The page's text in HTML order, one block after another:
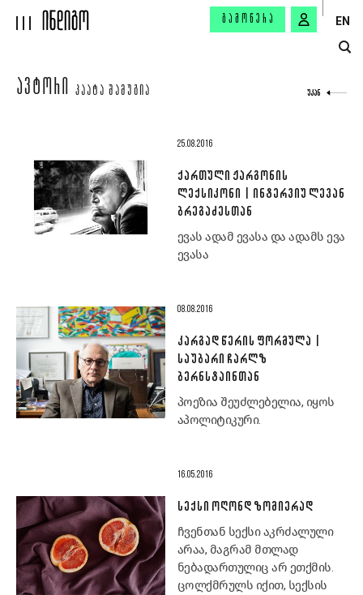
ᲒᲐᲛᲝᲬᲔᲠᲐ EN
ᲐᲕᲢᲝᲠᲘ ᲞᲐᲐᲢᲐ ᲨᲐᲛᲣᲒᲘᲐ ᲣᲙᲐᲜ
25.08.2016
ᲥᲐᲠᲗᲣᲚᲘ ᲟᲐᲠᲒᲝᲜᲘᲡ
ᲚᲔᲥᲡᲘᲙᲝᲜᲘ | ᲘᲜᲢᲔᲠᲕᲘᲣ ᲚᲔᲕᲐᲜ
ᲑᲠᲔᲒᲐᲫᲔᲡᲗᲐᲜ
ევას ადამ ევასა და ადამს ევა
ევასა
08.08.2016
ᲙᲐᲠᲒᲐᲓ ᲬᲔᲠᲘᲡ ᲤᲝᲠᲛᲣᲚᲐ |
ᲡᲐᲣᲑᲐᲠᲘ ᲩᲐᲠᲚᲖ
ᲑᲔᲠᲜᲡᲢᲐᲘᲜᲗᲐᲜ
პოეზია შეუძლებელია, იყოს
აპოლიტიკური.
16.05.2016
ᲡᲔᲥᲡᲘ ᲝᲦᲝᲜᲓ ᲖᲝᲛᲘᲔᲠᲐᲓ
ჩვენთან სექსი აკრძალული
არაა, მაგრამ მთლად
ნებადართულიც არ ეთქმის.
ცოლქმრულს იქით, სექსის